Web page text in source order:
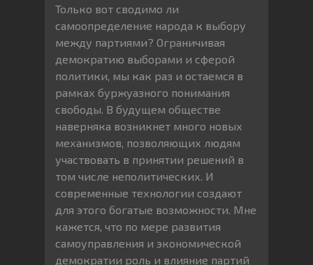
Только вот сводимо ли
самоопределение народа к выбору
между партиями? Ограничивая
демократию выборами и сферой
политики, мы как раз и остаемся в
рамках буржуазного понимания
свободы. В будущем обществе
наверняка возникнет много новых
механизмов, позволяющих людям
участвовать в принятии решений в
том числе неполитических. И
современные технологии создают
для этого богатые возможности. Мне
кажется, что по мере развития
самоуправления и экономической
демократии роль и влияние партий